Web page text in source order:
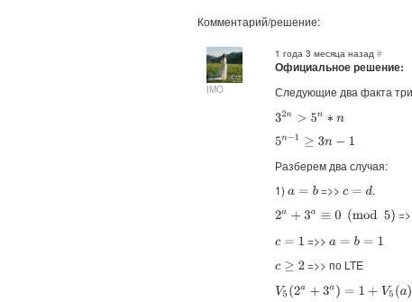
Комментарий/решение:
IMO
1 года 3 месяца назад #
Официальное решение:
Следующие два факта
32n >5 n∗n
5n−1 ≥3n−1
Разберем два случая:
1)a=b =>> c=d
.
2a +3 a≡0 (mod 5)
c=1 =>>a=b=1
c≥2
=>> по LTE
V5(2a+3a)=1 +V5(a)≥ c